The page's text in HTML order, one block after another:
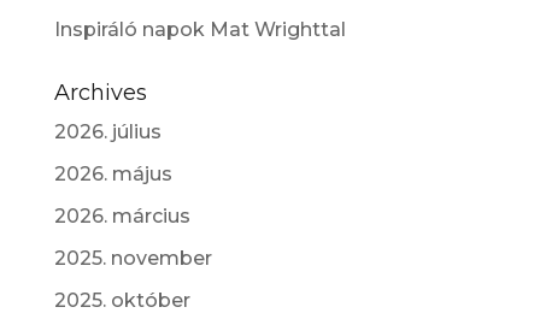
Inspiráló napok Mat Wrighttal
Archives
2026. július
2026. május
2026. március
2025. november
2025. október